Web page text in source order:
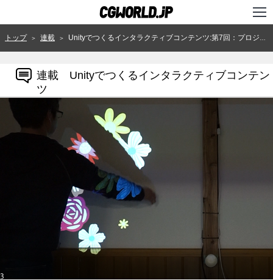
TOP
ニュース
特集
連載
トップ ＞ 連載 ＞ Unityでつくるインタラクティブコンテンツ:第7回：プロジェクタのキャリブレーションをする
連載 Unityでつくるインタラクティブコンテン
ツ